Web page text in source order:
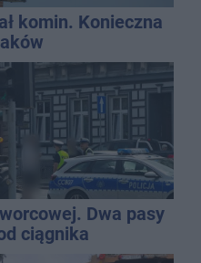
komin. Konieczna
Dwa pasy
ciągnika